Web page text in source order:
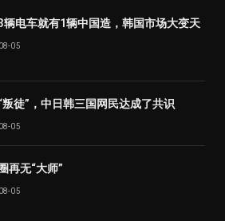
辆电车就有1辆中国造，韩国市场大变天
05
叛徒”，中日韩三国网民达成了共识
05
再无“大师”
05